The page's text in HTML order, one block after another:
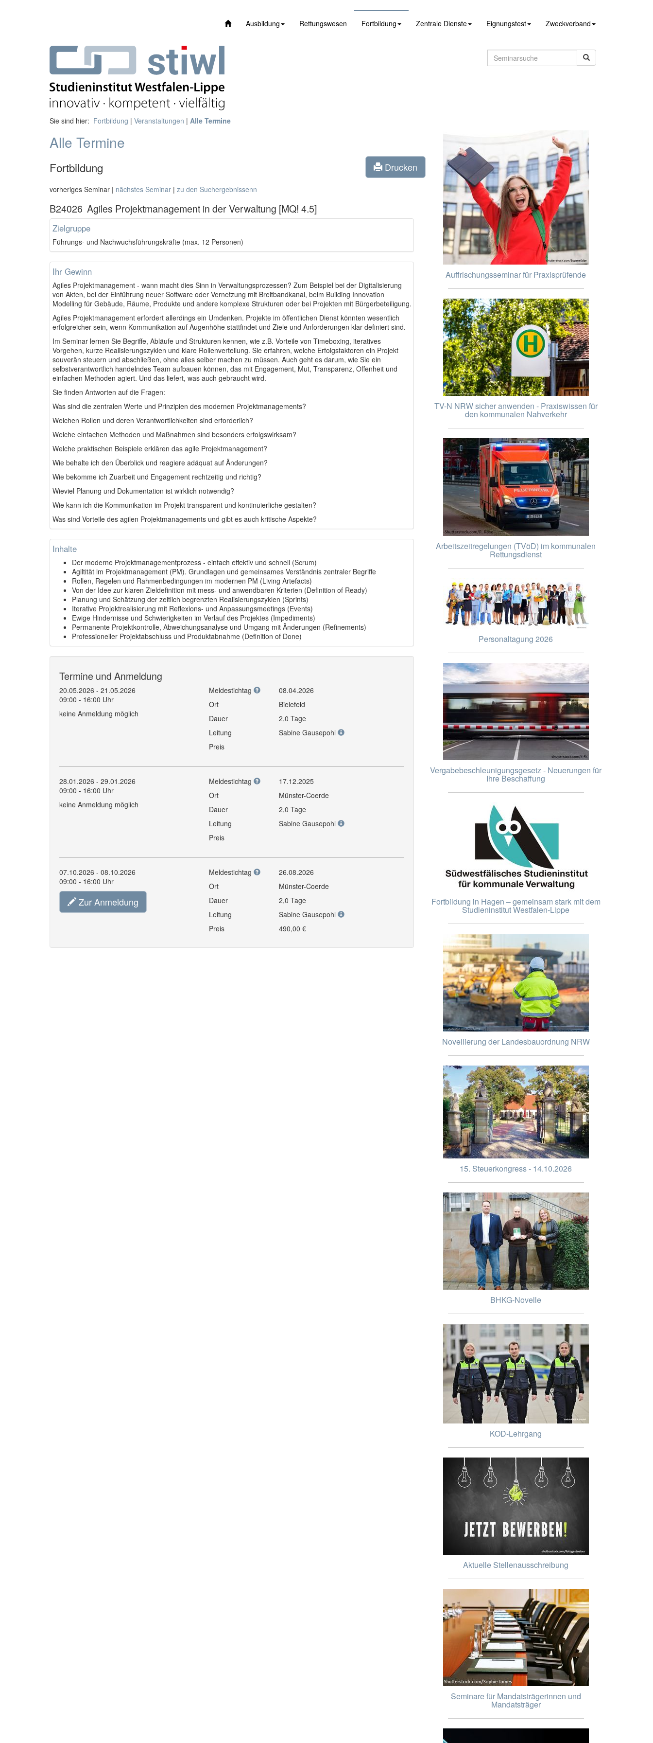
Ausbildung Rettungswesen Fortbildung Zentrale Dienste Eignungstest Zweckverband
Sie sind hier: Fortbildung | Veranstaltungen | Alle Termine
Alle Termine
Fortbildung Drucken
vorheriges Seminar | nächstes Seminar | zu den Suchergebnissenn
B24026 Agiles Projektmanagement in der Verwaltung [MQ! 4.5]
Zielgruppe
Führungs- und Nachwuchsführungskräfte (max. 12 Personen)
Ihr Gewinn
Agiles Projektmanagement - wann macht dies Sinn in Verwaltungsprozessen? Zum Beispiel bei der Digitalisierung
von Akten, bei der Einführung neuer Software oder Vernetzung mit Breitbandkanal, beim Building Innovation
Modelling für Gebäude, Räume, Produkte und andere komplexe Strukturen oder bei Projekten mit Bürgerbeteiligung.
Agiles Projektmanagement erfordert allerdings ein Umdenken. Projekte im öffentlichen Dienst könnten wesentlich
erfolgreicher sein, wenn Kommunikation auf Augenhöhe stattfindet und Ziele und Anforderungen klar definiert sind.
Im Seminar lernen Sie Begriffe, Abläufe und Strukturen kennen, wie z.B. Vorteile von Timeboxing, iteratives
Vorgehen, kurze Realisierungszyklen und klare Rollenverteilung. Sie erfahren, welche Erfolgsfaktoren ein Projekt
souverän steuern und abschließen, ohne alles selber machen zu müssen. Auch geht es darum, wie Sie ein
selbstverantwortlich handelndes Team aufbauen können, das mit Engagement, Mut, Transparenz, Offenheit und
einfachen Methoden agiert. Und das liefert, was auch gebraucht wird.
Sie finden Antworten auf die Fragen:
Was sind die zentralen Werte und Prinzipien des modernen Projektmanagements?
Welchen Rollen und deren Verantwortlichkeiten sind erforderlich?
Welche einfachen Methoden und Maßnahmen sind besonders erfolgswirksam?
Welche praktischen Beispiele erklären das agile Projektmanagement?
Wie behalte ich den Überblick und reagiere adäquat auf Änderungen?
Wie bekomme ich Zuarbeit und Engagement rechtzeitig und richtig?
Wieviel Planung und Dokumentation ist wirklich notwendig?
Wie kann ich die Kommunikation im Projekt transparent und kontinuierliche gestalten?
Was sind Vorteile des agilen Projektmanagements und gibt es auch kritische Aspekte?
Inhalte
Der moderne Projektmanagementprozess - einfach effektiv und schnell (Scrum)
Agiltität im Projektmanagement (PM). Grundlagen und gemeinsames Verständnis zentraler Begriffe
Rollen, Regelen und Rahmenbedingungen im modernen PM (Living Artefacts)
Von der Idee zur klaren Zieldefinition mit mess- und anwendbaren Kriterien (Definition of Ready)
Planung und Schätzung der zeitlich begrenzten Realisierungszyklen (Sprints)
Iterative Projektrealisierung mit Reflexions- und Anpassungsmeetings (Events)
Ewige Hindernisse und Schwierigkeiten im Verlauf des Projektes (Impediments)
Permanente Projektkontrolle, Abweichungsanalyse und Umgang mit Änderungen (Refinements)
Professioneller Projektabschluss und Produktabnahme (Definition of Done)
Termine und Anmeldung
20.05.2026 - 21.05.2026
09:00 - 16:00 Uhr
keine Anmeldung möglich
Meldestichtag
08.04.2026
Ort
Bielefeld
Dauer
2,0 Tage
Leitung
Sabine Gausepohl
Preis
28.01.2026 - 29.01.2026
09:00 - 16:00 Uhr
keine Anmeldung möglich
Meldestichtag
17.12.2025
Ort
Münster-Coerde
Dauer
2,0 Tage
Leitung
Sabine Gausepohl
Preis
07.10.2026 - 08.10.2026
09:00 - 16:00 Uhr
Zur Anmeldung
Meldestichtag
26.08.2026
Ort
Münster-Coerde
Dauer
2,0 Tage
Leitung
Sabine Gausepohl
Preis
490,00 €
Auffrischungsseminar für Praxisprüfende
TV-N NRW sicher anwenden - Praxiswissen für
den kommunalen Nahverkehr
Arbeitszeitregelungen (TVöD) im kommunalen
Rettungsdienst
Personaltagung 2026
Vergabebeschleunigungsgesetz - Neuerungen für
Ihre Beschaffung
Fortbildung in Hagen – gemeinsam stark mit dem
Studieninstitut Westfalen-Lippe
Novellierung der Landesbauordnung NRW
15. Steuerkongress - 14.10.2026
BHKG-Novelle
KOD-Lehrgang
Aktuelle Stellenausschreibung
Seminare für Mandatsträgerinnen und
Mandatsträger